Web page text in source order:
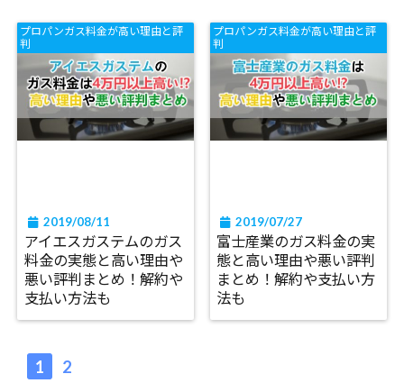
プロパンガス料金が高い理由と評
判
2019/08/11
アイエスガステムのガス
料金の実態と高い理由や
悪い評判まとめ！解約や
支払い方法も
プロパンガス料金が高い理由と評
判
2019/07/27
富士産業のガス料金の実
態と高い理由や悪い評判
まとめ！解約や支払い方
法も
1 2